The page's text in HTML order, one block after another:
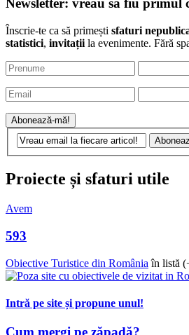
Newsletter: vreau să fiu primul
Înscrie-te ca să primești sfaturi
statistici, invitații la evenimente. Fără
Proiecte și sfaturi utile
Avem
593
Obiective Turistice din România în listă
Intră pe site și propune unul!